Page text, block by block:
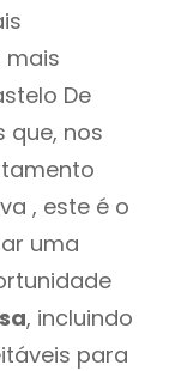
mais
De
que, nos
, este é o
uma
, incluindo
para